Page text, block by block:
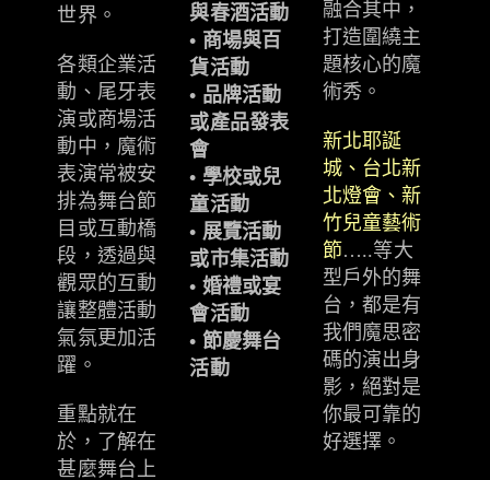
世界。
各類企業活
動、尾牙表
演或商場活
動中，魔術
表演常被安
排為舞台節
目或互動橋
段，透過與
觀眾的互動
讓整體活動
氣氛更加活
躍。
重點就在
於，了解在
甚麼舞台上
與春酒活動
• 商場與百
貨活動
• 品牌活動
或產品發表
會
• 學校或兒
童活動
• 展覽活動
或市集活動
• 婚禮或宴
會活動
• 節慶舞台
活動
融合其中，
打造圍繞主
題核心的魔
術秀。
新北耶誕
城、台北新
北燈會、新
竹兒童藝術
節…..等大
型戶外的舞
台，都是有
我們魔思密
碼的演出身
影，絕對是
你最可靠的
好選擇。